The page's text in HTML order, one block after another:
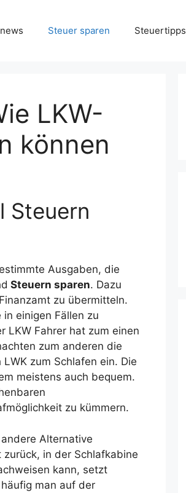
Steuer sparen Steuertipps
LKW-
können
Steuern
Ausgaben, die
Steuern sparen. Dazu
zu übermitteln.
einigen Fällen zu
LKW Fahrer hat zum einen
zum anderen die
zum Schlafen ein. Die
meistens auch bequem.
zu kümmern.
Alternative
in der Schlafkabine
kann, setzt
man auf der